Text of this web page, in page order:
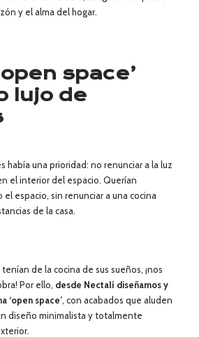
y el alma del hogar.
space’
lujo de
había una prioridad: no renunciar a la luz
el interior del espacio. Querían
el espacio, sin renunciar a una cocina
de la casa.
de la cocina de sus sueños, ¡nos
Por ello, desde Nectalí diseñamos y
‘open space’, con acabados que aluden
diseño minimalista y totalmente